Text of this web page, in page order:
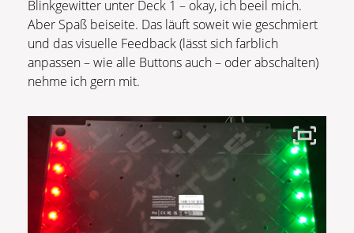
Blinkgewitter unter Deck 1 – okay, ich beeil mich.
Aber Spaß beiseite. Das läuft soweit wie geschmiert
und das visuelle Feedback (lässt sich farblich
anpassen – wie alle Buttons auch – oder abschalten)
nehme ich gern mit.